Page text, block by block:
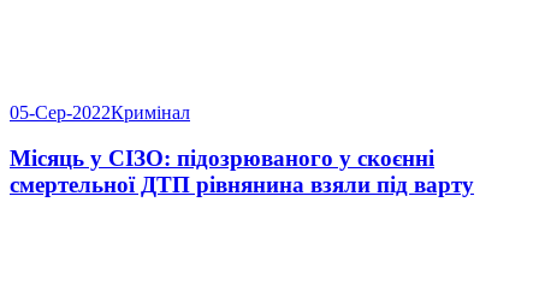
05-Сер-2022Кримінал
Місяць у СІЗО: підозрюваного у скоєнні
смертельної ДТП рівнянина взяли під варту